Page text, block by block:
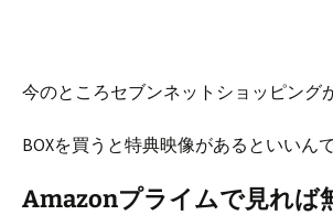
今のところセブンネットショッピング
BOXを買うと特典映像があるといいんで
Amazonプライムで見れば